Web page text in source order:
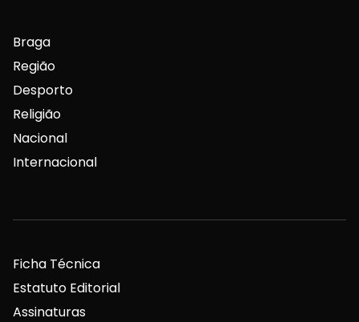
Braga
Região
Desporto
Religião
Nacional
Internacional
Ficha Técnica
Estatuto Editorial
Assinaturas